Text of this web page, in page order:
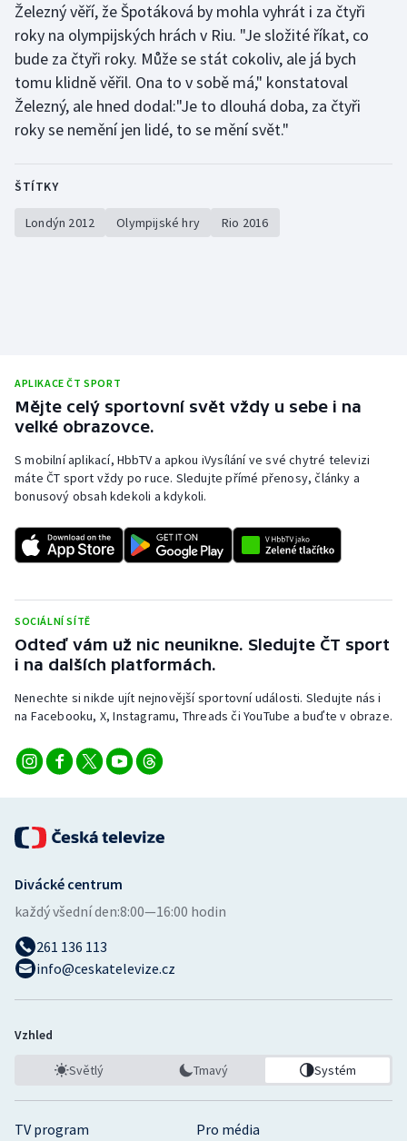
Železný věří, že Špotáková by mohla vyhrát i za čtyři
roky na olympijských hrách v Riu. "Je složité říkat, co
bude za čtyři roky. Může se stát cokoliv, ale já bych
tomu klidně věřil. Ona to v sobě má," konstatoval
Železný, ale hned dodal:"Je to dlouhá doba, za čtyři
roky se nemění jen lidé, to se mění svět."
ŠTÍTKY
Londýn 2012 Olympijské hry Rio 2016
APLIKACE ČT SPORT
Mějte celý sportovní svět vždy u sebe i na
velké obrazovce.
S mobilní aplikací, HbbTV a apkou iVysílání ve své chytré televizi
máte ČT sport vždy po ruce. Sledujte přímé přenosy, články a
bonusový obsah kdekoli a kdykoli.
SOCIÁLNÍ SÍTĚ
Odteď vám už nic neunikne. Sledujte ČT sport
i na dalších platformách.
Nenechte si nikde ujít nejnovější sportovní události. Sledujte nás i
na Facebooku, X, Instagramu, Threads či YouTube a buďte v obraze.
TV program
Pro média
Divácké centrum
každý všední den:8:00—16:00 hodin
261 136 113
info@ceskatelevize.cz
Vzhled
Světlý Tmavý Systém